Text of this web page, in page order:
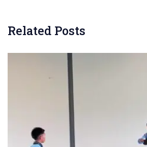
Related Posts